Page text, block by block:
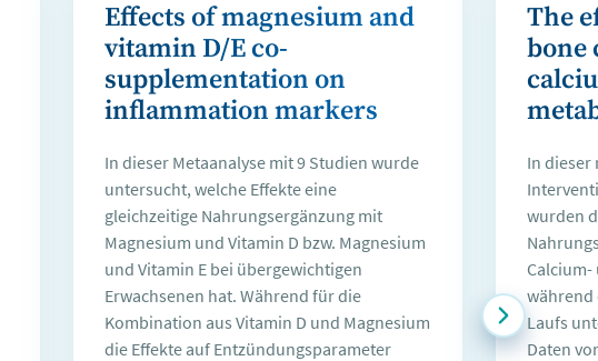
Effects of magnesium and
vitamin D/E co-
supplementation on
inflammation markers
In dieser Metaanalyse mit 9 Studien wurde
untersucht, welche Effekte eine
gleichzeitige Nahrungsergänzung mit
Magnesium und Vitamin D bzw. Magnesium
und Vitamin E bei übergewichtigen
Erwachsenen hat. Während für die
Kombination aus Vitamin D und Magnesium
die Effekte auf Entzündungsparameter
The
bone
In
wurden
während
Laufs
Daten